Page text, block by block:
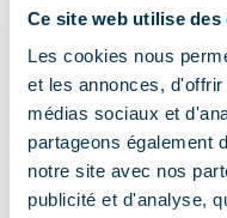
Ce site web utilise des
Les cookies nous
et les annonces,
médias sociaux et
partageons également
notre site avec nos
publicité et d'analyse,
Adres